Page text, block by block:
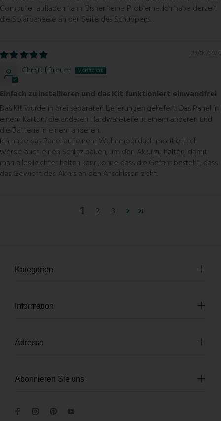
Computer aufladen kann. Bisher keine Probleme. Ich habe derzeit
die Solarpaneele an der Seite des Schuppens.
23/04/2024
Christel Breuer
Einfach zu installieren und das Kit funktioniert einwandfrei
Das Kit wurde in drei separaten Lieferungen geliefert: Das Panel in
einem Karton, die anderen Hardwareteile in einem anderen und
die Batterie in einem anderen.
Ich habe das Panel auf einem Wohnmobildach montiert. Ich
werde auch einen Schlitz bauen, um den Akku zu halten, damit
man alles leichter halten kann, ohne dass die Gefahr besteht, dass
das Gewicht des Akkus an den Anschlssen zieht.
1 2 3
Kategorien
Information
Adresse
Abonnieren Sie uns